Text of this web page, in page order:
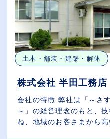
土木・舗装・建築・解体
株式会社 半田工務店
会社の特徴 弊社は「～さ
～」の経営理念のもと、
ね、地域のお客さまから高